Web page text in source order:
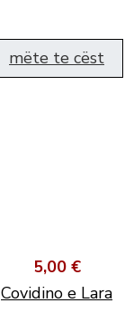
mëte te cëst
5,00 €
Covidino e Lara